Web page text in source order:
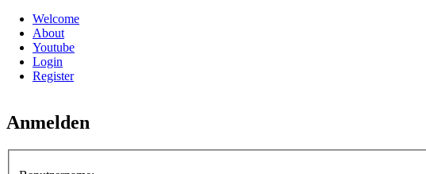
Welcome
About
Youtube
Login
Register
Anmelden